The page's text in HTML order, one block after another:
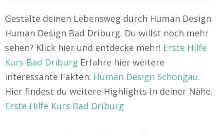
Gestalte deinen Lebensweg durch Human Design
Human Design Bad Driburg. Du willst noch mehr
sehen? Klick hier und entdecke mehr! Erste Hilfe
Kurs Bad Driburg Erfahre hier weitere
interessante Fakten: Human Design Schongau.
Hier findest du weitere Highlights in deiner Nähe.
Erste Hilfe Kurs Bad Driburg